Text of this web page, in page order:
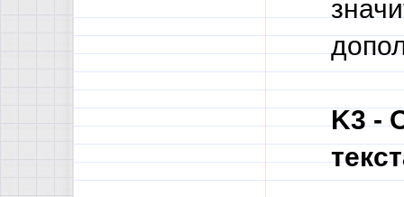
K3 -